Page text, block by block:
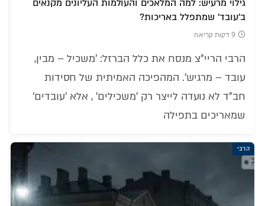
גילוי מרעיש: למה המלאכים והעולמות העליונים מקנאים
ב'עובד' שמתפלל באריכות?
9 דקות קריאה
הרבי הריי"צ מנסח את כלל הברזל: 'משכיל – מבין,
עובד – מרגיש'. המהפיכה האמיתית של חסידות
חב"ד לא נועדה לייצר רק 'משכילים' , אלא 'עובדים'
שמאריכים בתפילה
הרבי